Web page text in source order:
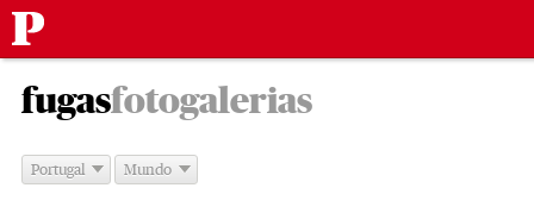
parafugas -
fotogalerias
Portugal Mundo